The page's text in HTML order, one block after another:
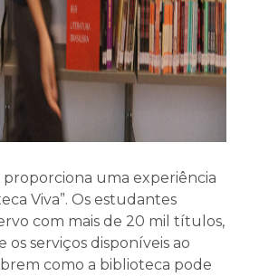
proporciona uma experiência
Viva”. Os estudantes
com mais de 20 mil títulos,
serviços disponíveis ao
como a biblioteca pode